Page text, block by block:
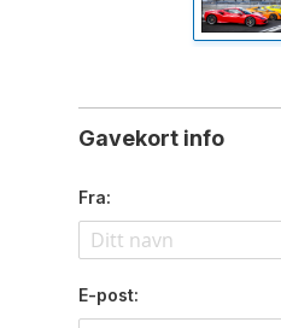
Gavekort info
Fra:
E-post: